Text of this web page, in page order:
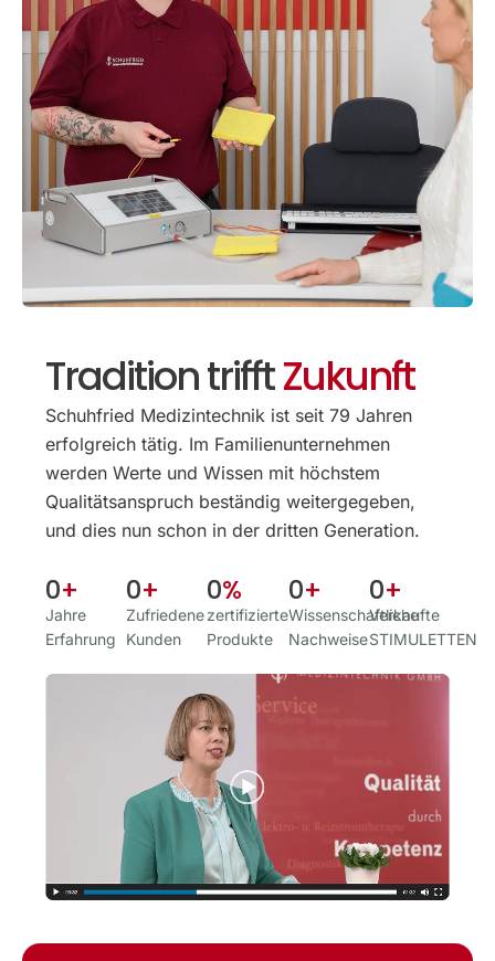
Tradition trifftZukunft
Schuhfried Medizintechnik ist seit 79 Jahren
erfolgreich tätig. Im Familien­unternehmen
werden Werte und Wissen mit höchstem
Qualitäts­anspruch beständig weitergegeben,
und dies nun schon in der dritten Generation.
Jahre
Erfahrung
0+
Zufriedene
Kunden
0+
zertifizierte
Produkte
0%
Wissenschaftliche
Nachweise
0+
Verkaufte
STIMULETTEN
0+